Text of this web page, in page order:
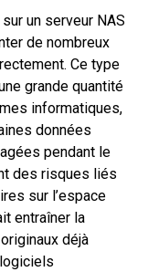
un serveur NAS
de nombreux
Ce type
grande quantité
informatiques,
données
pendant le
des risques liés
sur l’espace
entraîner la
déjà